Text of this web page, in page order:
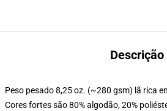
Descrição
Peso pesado 8,25 oz. (~280 gsm) lã rica
Cores fortes são 80% algodão, 20%